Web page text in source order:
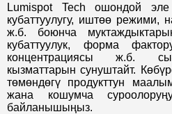
Lumispot Tech ошондой эле
кубаттуулугу, иштөө режими,
ж.б. боюнча
кубаттуулук, форма
концентрациясы ж.б.
кызматтарын сунуштайт.
төмөндөгү продукттун
жана кошумча
байланышыңыз.